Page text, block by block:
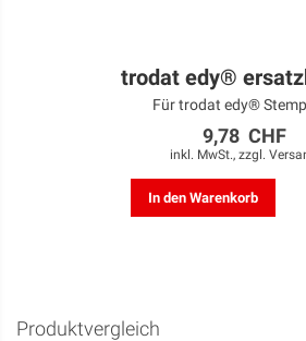
trodat edy®
Für trodat edy®
9,78 CHF
inkl. MwSt., zzgl.
In den Warenkorb
Produktvergleich